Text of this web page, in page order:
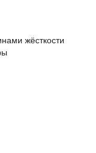
жёсткости